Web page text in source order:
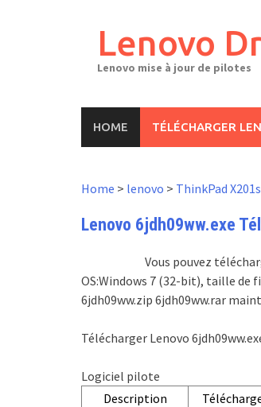
Lenovo
Lenovo mise à jour de pilotes
HOME TÉLÉCHARGER
Home > lenovo > ThinkPad
Lenovo 6jdh09ww.exe
Vous pouvez
OS:Windows 7 (32-bit), taille de
6jdh09ww.zip 6jdh09ww.rar
Télécharger Lenovo
Logiciel pilote
Description